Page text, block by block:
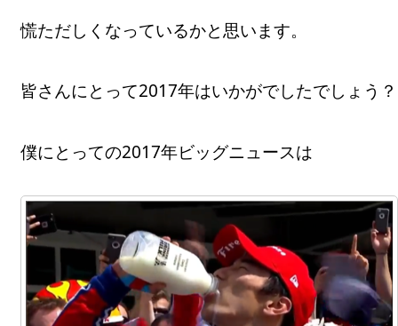
慌ただしくなっているかと思います。
皆さんにとって2017年はいかがでしたでしょう？
僕にとっての2017年ビッグニュースは